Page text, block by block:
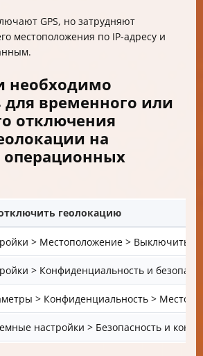
GPS, но затрудняют
местоположения по IP-адресу и
необходимо
временного или
отключения
на
геолокацию
> Местоположение > Выключить
> Конфиденциальность и
> Конфиденциальность >
настройки > Безопасность и